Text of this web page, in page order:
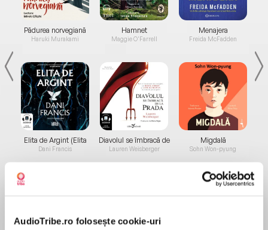
AudioTribe.ro folosește cookie-uri
Pădurea norvegiană
Haruki Murakami
Elita de Argint (Elita
de...
Dani Francis
Hamnet
Maggie O'Farrell
Diavolul se îmbracă de
la...
Lauren Weisberger
Menajera
Freida McFadden
Migdală
Sohn Won-pyung
Despre carte